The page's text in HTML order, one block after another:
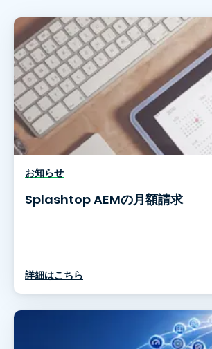
お知らせ
Splashtop AEMの月額請求
詳細はこちら